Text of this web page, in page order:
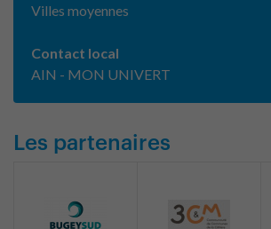
Villes moyennes
Contact local
AIN - MON UNIVERT
Les partenaires